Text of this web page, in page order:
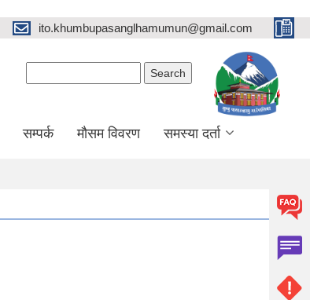
ito.khumbupasanglhamumun@gmail.com
सम्पर्क मौसम विवरण समस्या दर्ता